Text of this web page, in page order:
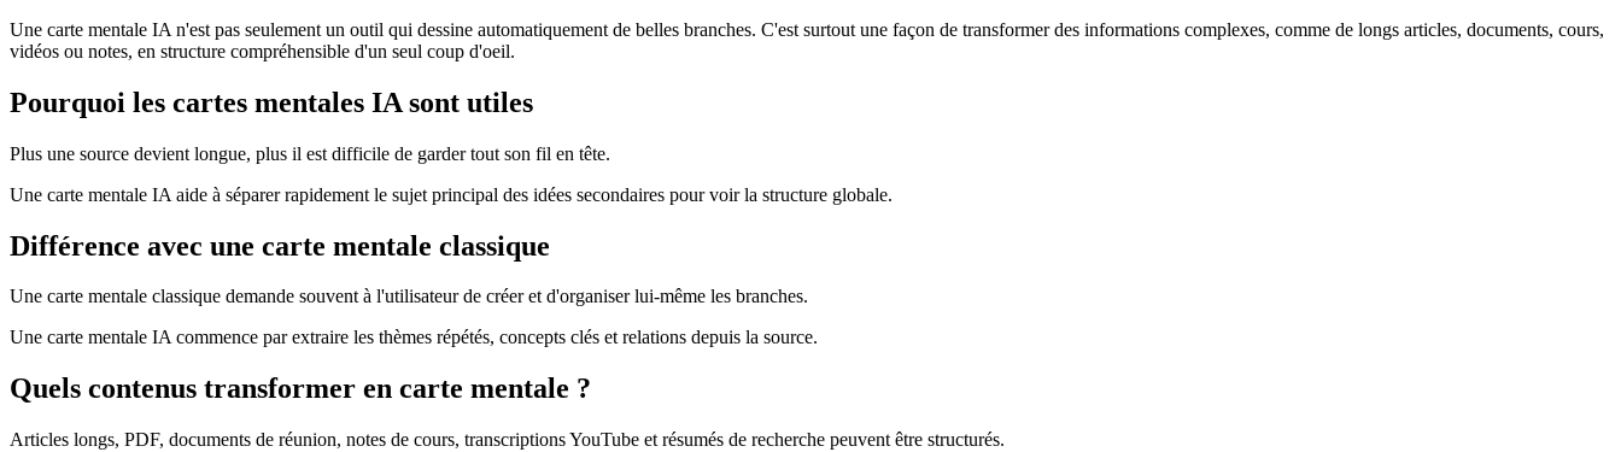
Une carte mentale IA n'est pas seulement un outil qui dessine automatiquement de belles branches. C'est surtout une façon de transformer des informations complexes, comme de longs articles, documents, cours,
vidéos ou notes, en structure compréhensible d'un seul coup d'oeil.
Pourquoi les cartes mentales IA sont utiles
Plus une source devient longue, plus il est difficile de garder tout son fil en tête.
Une carte mentale IA aide à séparer rapidement le sujet principal des idées secondaires pour voir la structure globale.
Différence avec une carte mentale classique
Une carte mentale classique demande souvent à l'utilisateur de créer et d'organiser lui-même les branches.
Une carte mentale IA commence par extraire les thèmes répétés, concepts clés et relations depuis la source.
Quels contenus transformer en carte mentale ?
Articles longs, PDF, documents de réunion, notes de cours, transcriptions YouTube et résumés de recherche peuvent être structurés.